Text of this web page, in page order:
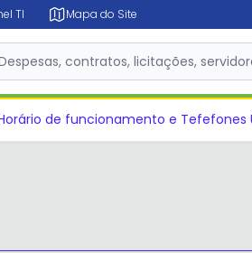
TI Mapa do Site
contratos, licitações,
de funcionamento e Tefefones